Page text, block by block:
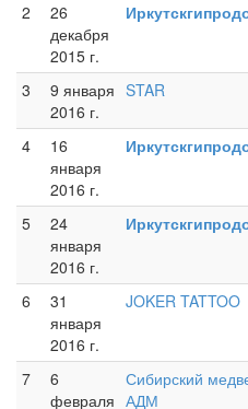
2
26
декабря
2015 г.
3
9 января
2016 г.
STAR
4
16
января
2016 г.
5
24
января
2016 г.
6
31
января
2016 г.
JOKER TATTOO
7
6
февраля
Сибирский
АДМ